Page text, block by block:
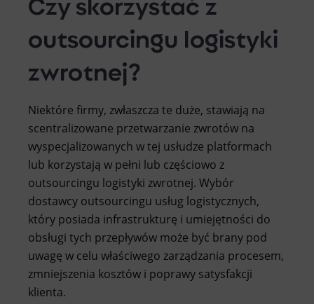
outsourcingu logistyki
zwrotnej?
Niektóre firmy, zwłaszcza te duże, stawiają na
scentralizowane przetwarzanie zwrotów na
wyspecjalizowanych w tej usłudze platformach
lub korzystają w pełni lub częściowo z
outsourcingu logistyki zwrotnej. Wybór
dostawcy outsourcingu usług logistycznych,
który posiada infrastrukturę i umiejętności do
obsługi tych przepływów może być brany pod
uwagę w celu właściwego zarządzania procesem,
zmniejszenia kosztów i poprawy satysfakcji
klienta.